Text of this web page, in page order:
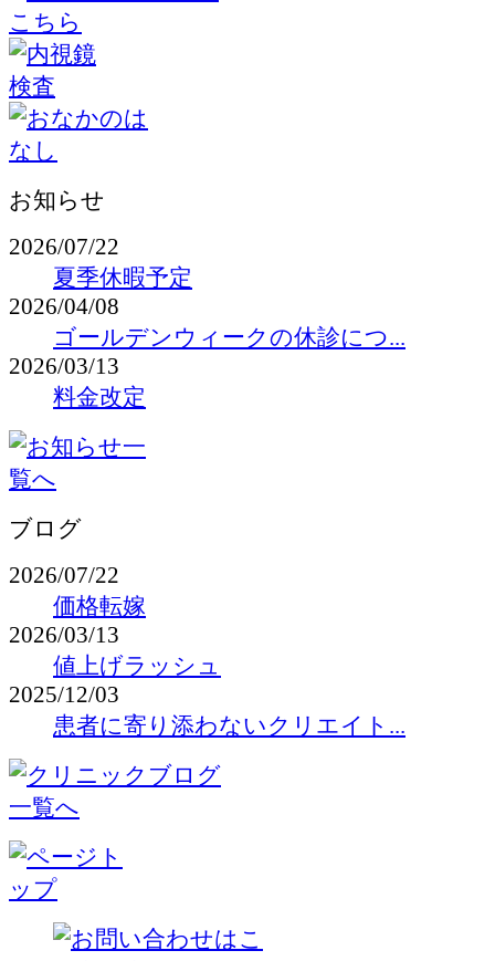
お知らせ
2026/07/22
夏季休暇予定
2026/04/08
ゴールデンウィークの休診につ...
2026/03/13
料金改定
ブログ
2026/07/22
価格転嫁
2026/03/13
値上げラッシュ
2025/12/03
患者に寄り添わないクリエイト...